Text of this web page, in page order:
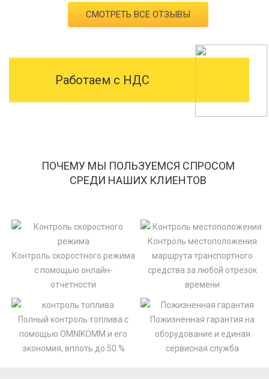
СМОТРЕТЬ ВСЕ ОТЗЫВЫ
Работаем с НДС
ПОЧЕМУ МЫ ПОЛЬЗУЕМСЯ СПРОСОМ
СРЕДИ НАШИХ КЛИЕНТОВ
Контроль скоростного режима
с помощью онлайн-
отчетности
Контроль местоположения
маршрута транспортного
средства за любой отрезок
времени
Полный контроль топлива с
помощью OMNIKOMM и его
экономия, вплоть до 50 %
Пожизненная гарантия на
оборудование и единая
сервисная служба